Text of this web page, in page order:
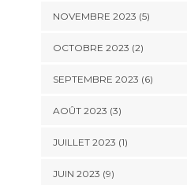
NOVEMBRE 2023 (5)
OCTOBRE 2023 (2)
SEPTEMBRE 2023 (6)
AOÛT 2023 (3)
JUILLET 2023 (1)
JUIN 2023 (9)